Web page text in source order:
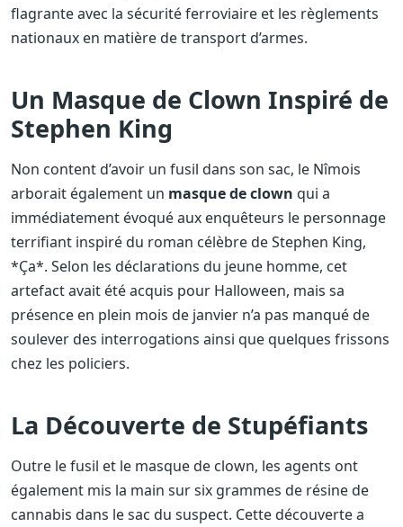
flagrante avec la sécurité ferroviaire et les règlements
nationaux en matière de transport d’armes.
Un Masque de Clown Inspiré de
Stephen King
Non content d’avoir un fusil dans son sac, le Nîmois
arborait également un masque de clown qui a
immédiatement évoqué aux enquêteurs le personnage
terrifiant inspiré du roman célèbre de Stephen King,
*Ça*. Selon les déclarations du jeune homme, cet
artefact avait été acquis pour Halloween, mais sa
présence en plein mois de janvier n’a pas manqué de
soulever des interrogations ainsi que quelques frissons
chez les policiers.
La Découverte de Stupéfiants
Outre le fusil et le masque de clown, les agents ont
également mis la main sur six grammes de résine de
cannabis dans le sac du suspect. Cette découverte a